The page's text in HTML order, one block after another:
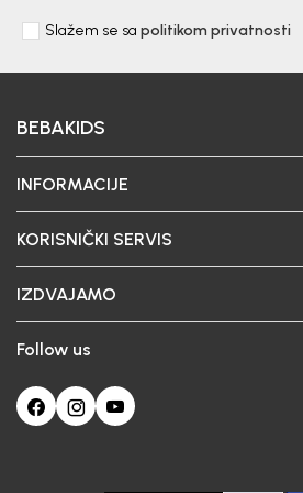
Slažem se sa politikom privatnosti
BEBAKIDS
INFORMACIJE
KORISNIČKI SERVIS
IZDVAJAMO
Follow us